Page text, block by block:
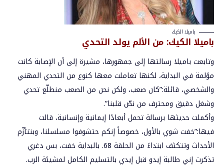
باميلا الكيك
باميلا الكيك:من الألم يولد التحدي
وتابعت باميلا رسالتها إلى جمهورها، مشيرة إلى أن الإصابة كانت
مؤلمة في البداية، لكنها تعاملت معها كنوع من التحدي المهني
والشخصي، قائلة:”كان صعب، ولكن نحن من الصعب منطلّع تحدي
وشغل دقيق ومحترف من نصّ قلبنا”.
وأكملت حديثها برسالة تحمل أبعادًا إيمانية وإنسانية، قالت
فيها:”خفت شوي بالأول، خصوصاً إنكم حتشوفوا مسلسلنا، وبتتأزّم
الأحداث وتتكثف ابتداءً من الحلقة 68. بالبداية خفت، بس دغري
تذكرت إني طالبة إيدو قبل إيدي بالتسليم الكامل لمشيئة الرب.